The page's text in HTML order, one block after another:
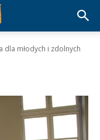
dla młodych i zdolnych